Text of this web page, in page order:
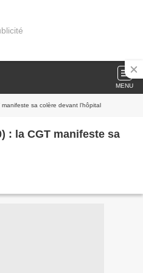
MENU
sa colère devant l’hôpital
: la CGT manifeste sa